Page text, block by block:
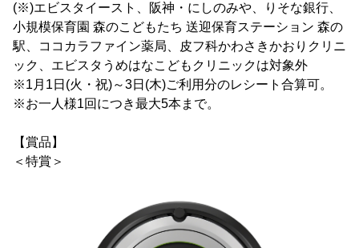
(※)エビスタイースト、阪神・にしのみや、りそな銀行、
小規模保育園 森のこどもたち 送迎保育ステーション 森の
駅、ココカラファイン薬局、皮フ科かわさきかおりクリニ
ック、エビスタうめはなこどもクリニックは対象外
※1月1日(火・祝)～3日(木)ご利用分のレシート合算可。
※お一人様1回につき最大5本まで。
【賞品】
＜特賞＞